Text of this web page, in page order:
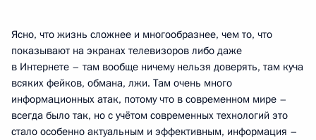
Ясно, что жизнь сложнее и многообразнее, чем то, что
показывают на экранах телевизоров либо даже
в Интернете – там вообще ничему нельзя доверять, там куча
всяких фейков, обмана, лжи. Там очень много
информационных атак, потому что в современном мире –
всегда было так, но с учётом современных технологий это
стало особенно актуальным и эффективным, информация –